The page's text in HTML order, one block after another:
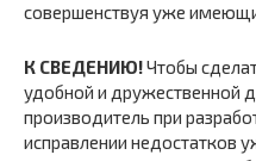
совершенствуя уже
К СВЕДЕНИЮ!Чтобы
удобной и дружественной
производитель при
исправлении недостатков